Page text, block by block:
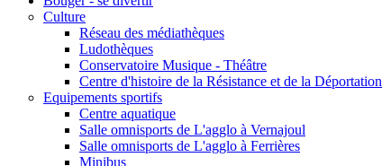
Culture
Réseau des médiathèques
Ludothèques
Conservatoire Musique - Théâtre
Centre d'histoire de la Résistance et de la Déportation
Equipements sportifs
Centre aquatique
Salle omnisports de L'agglo à Vernajoul
Salle omnisports de L'agglo à Ferrières
Minibus